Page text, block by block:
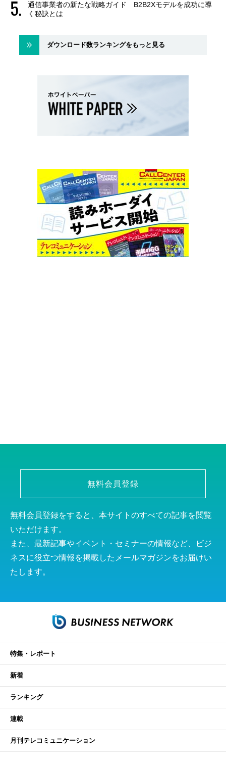
通信事業者の新たな戦略ガイド B2B2Xモデルを成功に導
く秘訣とは
ダウンロード数ランキングをもっと見る
無料会員登録
無料会員登録をすると、本サイトのすべての記事を閲覧
いただけます。
また、最新記事やイベント・セミナーの情報など、ビジ
ネスに役立つ情報を掲載したメールマガジンをお届けい
たします。
特集・レポート
新着
ランキング
連載
月刊テレコミュニケーション